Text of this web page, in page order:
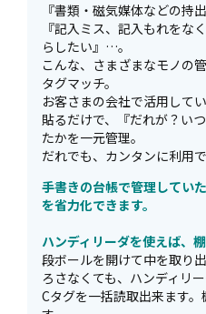
『書類・磁気媒体などの持
『記入ミス、記入もれをな
らしたい』…。
こんな、さまざまなモノの
タグマッチ。
お客さまの会社で活用して
貼るだけで、『だれが？い
たかを一元管理。
だれでも、カンタンに利用で
手書きの台帳で管理してい
を省力化できます。
ハンディリーダを使えば、棚
段ボールを開けて中を取り
ろさなくても、ハンディリ
Cタグを一括読取出来ます